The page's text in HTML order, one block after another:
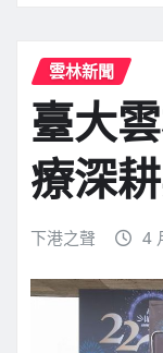
雲林新聞
臺大
療深
下港之聲 4